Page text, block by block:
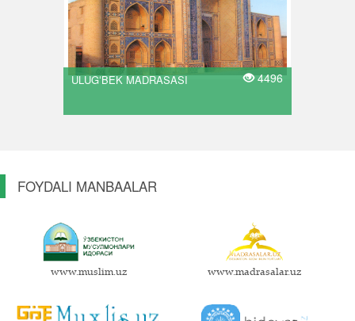
ULUGʻBEK MADRASASI 4496
FOYDALI MANBAALAR
www.muslim.uz www.madrasalar.uz